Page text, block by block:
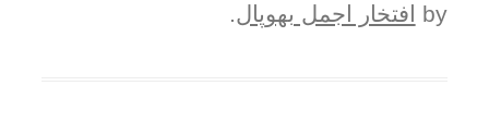
by
افتخار اجمل بھوپال.